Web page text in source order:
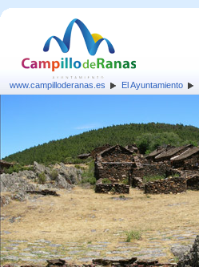
www.campilloderanas.es El Ayuntamiento